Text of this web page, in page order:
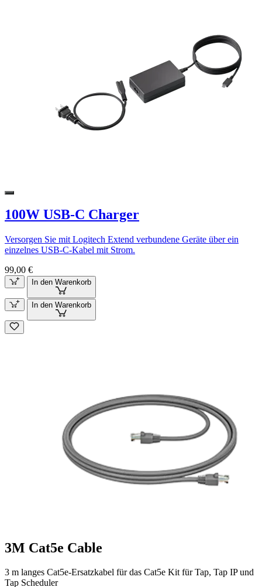
100W USB-C Charger
Versorgen Sie mit Logitech Extend verbundene Geräte über ein
einzelnes USB-C-Kabel mit Strom.
99,00 €
In den Warenkorb
In den Warenkorb
3M Cat5e Cable
3 m langes Cat5e-Ersatzkabel für das Cat5e Kit für Tap, Tap IP und
Tap Scheduler